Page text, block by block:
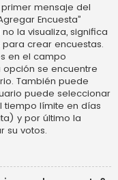
mensaje del
Encuesta”
la visualiza, significa
crear encuestas.
en el campo
se encuentre
También puede
puede seleccionar
tiempo límite en días
y por último la
su votos.